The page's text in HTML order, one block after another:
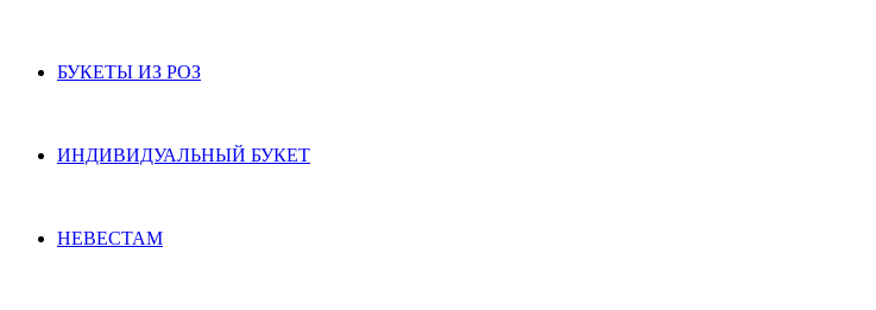
БУКЕТЫ ИЗ РОЗ
ИНДИВИДУАЛЬНЫЙ БУКЕТ
НЕВЕСТАМ